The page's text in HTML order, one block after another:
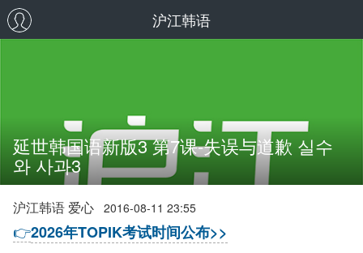
沪江韩语
延世韩国语新版3 第7课-失误与道歉 실수
와 사과3
沪江韩语 爱心 2016-08-11 23:55
👉2026年TOPIK考试时间公布>>